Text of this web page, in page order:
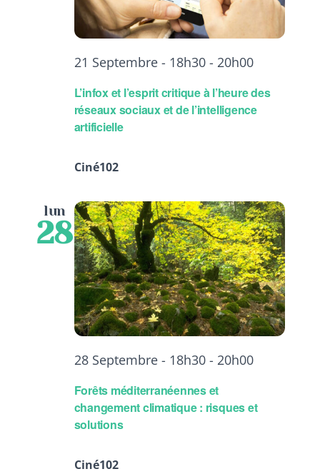
L’infox et l’esprit critique à l’heure des
réseaux sociaux et de l’intelligence
artificielle
21 Septembre - 18h30- 20h00
Ciné102
lun
28
Forêts méditerranéennes et
changement climatique : risques et
solutions
28 Septembre - 18h30- 20h00
Ciné102